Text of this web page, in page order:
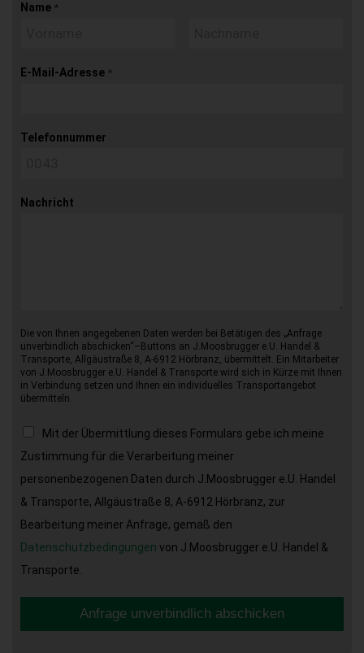
Name *
E-Mail-Adresse *
Telefonnummer
Nachricht
Die von Ihnen angegebenen Daten werden bei Betätigen des „Anfrage
unverbindlich abschicken“–Buttons an J.Moosbrugger e.U. Handel &
Transporte, Allgäustraße 8, A-6912 Hörbranz, übermittelt. Ein Mitarbeiter
von J.Moosbrugger e.U. Handel & Transporte wird sich in Kürze mit Ihnen
in Verbindung setzen und Ihnen ein individuelles Transportangebot
übermitteln.
Mit der Übermittlung dieses Formulars gebe ich meine
Zustimmung für die Verarbeitung meiner
personenbezogenen Daten durch J.Moosbrugger e.U. Handel
& Transporte, Allgäustraße 8, A-6912 Hörbranz, zur
Bearbeitung meiner Anfrage, gemäß den
Datenschutzbedingungen von J.Moosbrugger e.U. Handel &
Transporte.
Anfrage unverbindlich abschicken